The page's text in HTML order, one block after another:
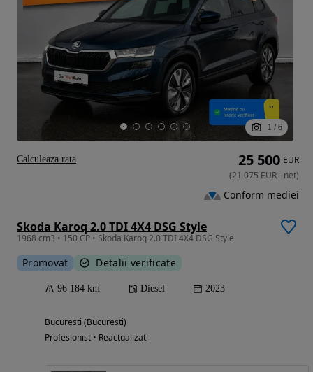
1 / 6
Skoda Karoq 2.0 TDI 4X4 DSG Style
1968 cm3 • 150 CP • Skoda Karoq 2.0 TDI 4X4 DSG Style
Promovat Detalii verificate
96 184 km Diesel 2023
Bucuresti (Bucuresti)
Profesionist • Reactualizat
25 500 EUR
(21 075 EUR- net)
Conform mediei
Calculeaza rata